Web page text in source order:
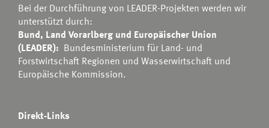
Bei der Durchführung von LEADER-Projekten werden wir
unterstützt durch:
Bund, Land Vorarlberg und Europäischer Union
(LEADER): Bundesministerium für Land- und
Forstwirtschaft Regionen und Wasserwirtschaft und
Europäische Kommission.
Direkt-Links